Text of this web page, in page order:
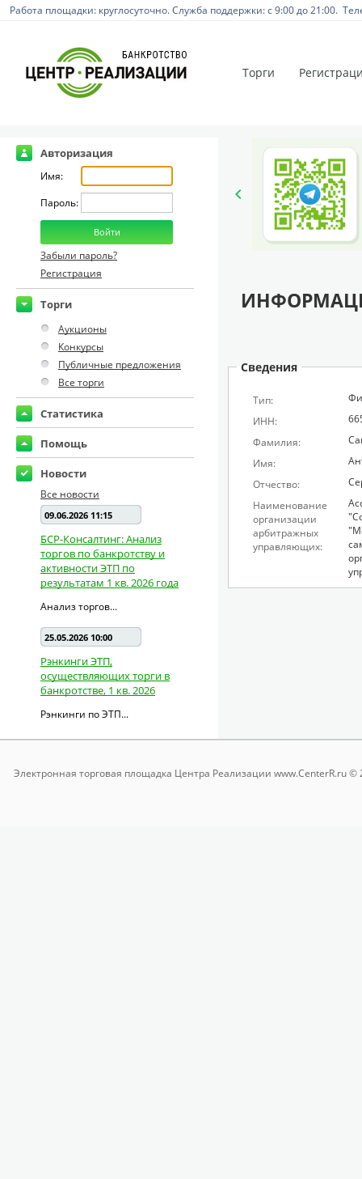
Работа площадки: круглосуточно. Служба поддержки: с 9:00 до 21:00.
Торги
Авторизация
Имя:
Пароль:
Забыли пароль?
Регистрация
Торги
Аукционы
Конкурсы
Публичные предложения
Все торги
Статистика
Помощь
Новости
Все новости
09.06.2026 11:15
БСР-Консалтинг: Анализ
торгов по банкротству и
активности ЭТП по
результатам 1 кв. 2026 года
Анализ торгов...
25.05.2026 10:00
Рэнкинги ЭТП,
осуществляющих торги в
банкротстве, 1 кв. 2026
Рэнкинги по ЭТП...
Сведения
Тип:
ИНН:
Фамилия:
Имя:
Отчество:
Наименование
организации
арбитражных
управляющих:
Электронная торговая площадка Центра Реализации www.CenterR.ru ©